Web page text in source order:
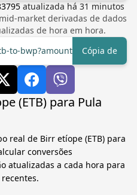
atualizada há 31 minutos
market derivadas de dados
de hora em hora.
to-bwp?amount=1 Cópia de
(ETB) para Pula
real de Birr etíope (ETB) para
conversões
atualizadas a cada hora para